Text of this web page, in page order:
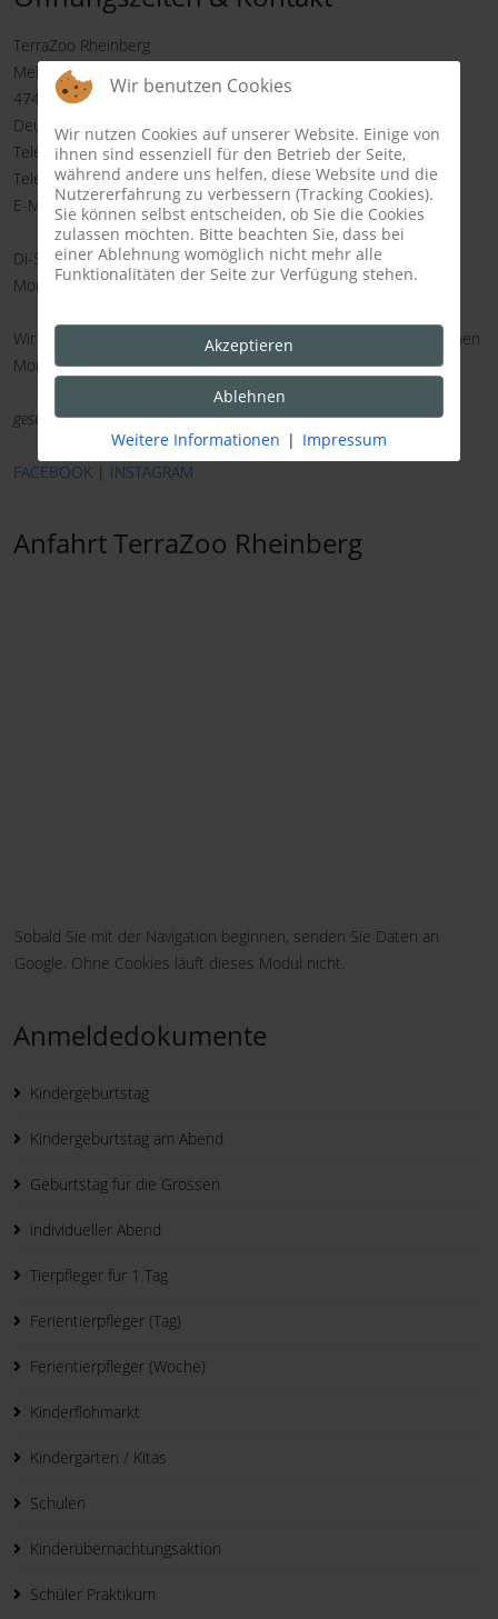
TerraZoo Rheinberg
Melkweg 7
47495 Rheinberg
Deutschland
Telefon: +49 (0)2843 901685
Telefax: +49 (0)2843 901686
E-Mail:info@terrazoo.de
Di-So 10-18 Uhr
Montags geschlossen, in den NRW-Ferien ist montags geöffnet.
Wir haben an
Feiertagen geöffnet, auch wenn diese auf einen
Montag fallen.
.12., 25.12., 31.12., 01.01. und 01.05.
geschlossen.
FACEBOOK | INSTAGRAM
Anfahrt TerraZoo Rheinberg
Sobald Sie mit der Navigation beginnen, senden Sie Daten an
Google. Ohne Cookies läuft dieses Modul nicht.
Anmeldedokumente
Kindergeburtstag
Kindergeburtstag am Abend
Geburtstag fur die Grossen
individueller Abend
Tierpfleger fur 1 Tag
Ferientierpfleger (Tag)
Ferientierpfleger (Woche)
Kinderflohmarkt
Kindergarten / Kitas
Schulen
Kinderübernachtungsaktion
Schüler Praktikum
Wir benutzen Cookies
Wir nutzen Cookies auf unserer Website. Einige von
ihnen sind essenziell für den Betrieb der Seite,
während andere uns helfen, diese Website und die
Nutzererfahrung zu verbessern (Tracking Cookies).
Sie können selbst entscheiden, ob Sie die Cookies
zulassen möchten. Bitte beachten Sie, dass bei
einer Ablehnung womöglich nicht mehr alle
Funktionalitäten der Seite zur Verfügung stehen.
Akzeptieren
Ablehnen
Weitere Informationen | Impressum